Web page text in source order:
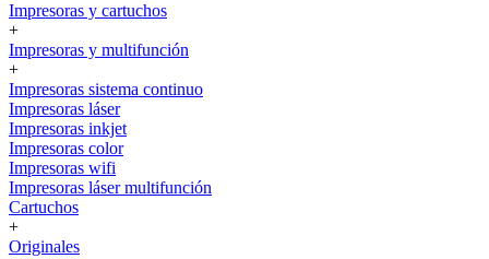
Impresoras y cartuchos
+
Impresoras y multifunción
+
Impresoras sistema continuo
Impresoras láser
Impresoras inkjet
Impresoras color
Impresoras wifi
Impresoras láser multifunción
Cartuchos
+
Originales